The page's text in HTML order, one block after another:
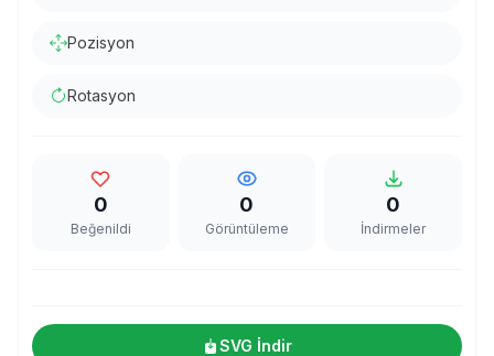
Pozisyon
Rotasyon
0
Beğenildi
0
Görüntüleme
0
İndirmeler
SVG İndir